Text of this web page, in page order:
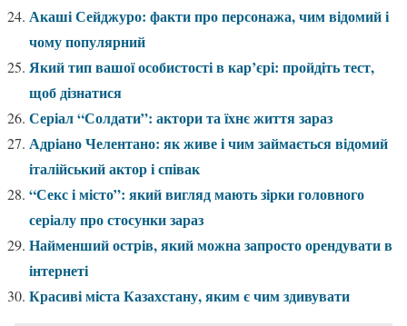
Акаші Сейджуро: факти про персонажа, чим відомий і
чому популярний
Який тип вашої особистості в кар’єрі: пройдіть тест,
щоб дізнатися
Серіал “Солдати”: актори та їхнє життя зараз
Адріано Челентано: як живе і чим займається відомий
італійський актор і співак
“Секс і місто”: який вигляд мають зірки головного
серіалу про стосунки зараз
Найменший острів, який можна запросто орендувати в
інтернеті
Красиві міста Казахстану, яким є чим здивувати